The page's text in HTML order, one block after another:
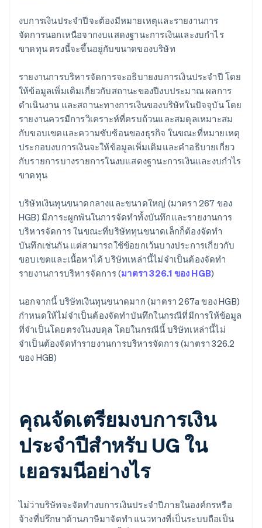
งบการเงินประจำปีจะต้องมีหมายเหตุและรายงานการ
จัดการนอกเหนือจากงบแสดงฐานะการเงินและงบกำไร
ขาดทุน ตรงนี้จะขึ้นอยู่กับขนาดของบริษัท
รายงานการบริหารจัดการจะอธิบายงบการเงินประจำปี โดย
ให้ข้อมูลเพิ่มเติมเกี่ยวกับสถานะของปีงบประมาณ ผลการ
ดำเนินงาน และสถานะทางการเงินของบริษัทในปัจจุบัน โดย
รายงานควรมีการวิเคราะห์ที่ครบถ้วนและสมดุลเหมาะสม
กับขอบเขตและความซับซ้อนของธุรกิจ ในขณะที่หมายเหตุ
ประกอบงบการเงินจะให้ข้อมูลเพิ่มเติมและคำอธิบายเกี่ยว
กับรายการบางรายการในงบแสดงฐานะการเงินและงบกำไร
ขาดทุน
บริษัทเงินทุนขนาดกลางและขนาดใหญ่ (มาตรา 267 ของ
HGB) มีภาระผูกพันในการจัดทำทั้งบันทึกและรายงานการ
บริหารจัดการ ในขณะที่บริษัททุนขนาดเล็กก็ต้องจัดทำ
บันทึกเช่นกัน แต่สามารถใช้ข้อยกเว้นบางประการเกี่ยวกับ
ขอบเขตและเนื้อหาได้ บริษัทเหล่านี้ไม่จำเป็นต้องจัดทำ
รายงานการบริหารจัดการ (มาตรา 326.1 ของ HGB)
นอกจากนี้ บริษัทเงินทุนขนาดมาก (มาตรา 267a ของ HGB)
กำหนดให้ไม่จำเป็นต้องจัดทำบันทึกในกรณีที่มีการให้ข้อมูล
ที่จำเป็นโดยตรงในงบดุล โดยในกรณีนี้ บริษัทเหล่านี้ไม่
จำเป็นต้องจัดทำรายงานการบริหารจัดการ (มาตรา 326.2
ของ HGB)
คุณจัดเตรียมงบการเงิน
ประจำปีสำหรับ UG ใน
เยอรมนีอย่างไร
ไม่ว่าบริษัทจะจัดทำงบการเงินประจำปีภายในองค์กรหรือ
จ้างที่ปรึกษาด้านภาษีมาจัดทำ แนวทางที่เป็นระบบถือเป็น